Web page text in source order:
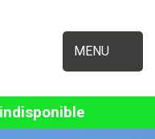
MENU
indisponible